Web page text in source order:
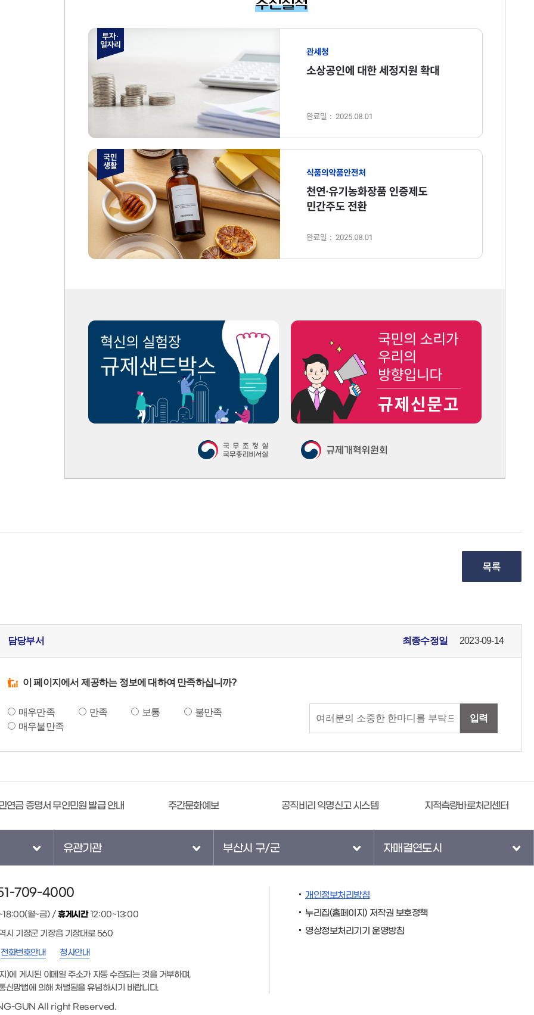
담당부서 최종수정일 2023-09-14
이 페이지에서 제공하는 정보에 대하여 만족하십니까?
매우만족 만족 보통
불만족
매우불만족
입력
주간문화예보 공직비리 익명신고 시스템 지적측량바로처리센터
유관기관 부산시 구/군 자매결연도시
709-4000
월~금) /휴게시간12:00~13:00
시 기장군 기장읍 기장대로 560
전화번호안내
청사안내
)에 게시된 이메일 주소가 자동 수집되는 것을 거부하며,
신망법에 의해 처벌됨을 유념하시기 바랍니다.
GUN All right Reserved.
개인정보처리방침
누리집(홈페이지) 저작권 보호정책
영상정보처리기기 운영방침